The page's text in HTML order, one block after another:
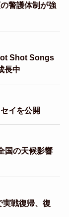
警護体制が強
Shot Songs
長中
イを公開
国の天候影響
実戦復帰、復